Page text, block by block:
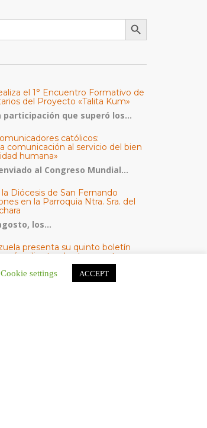
Botón de búsqueda
el 1° Encuentro Formativo de
del Proyecto «Talita Kum»
participación que superó los...
católicos:
comunicación al servicio del bien
humana»
al Congreso Mundial...
Diócesis de San Fernando
en la Parroquia Ntra. Sra. del
los...
presenta su quinto boletín
a familias tras los terremotos
publicó este martes 4...
Cookie settings ACCEPT